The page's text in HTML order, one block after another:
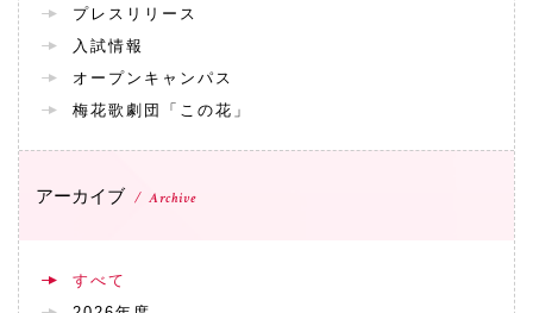
プレスリリース
入試情報
オープンキャンパス
梅花歌劇団「この花」
アーカイブ Archive
すべて